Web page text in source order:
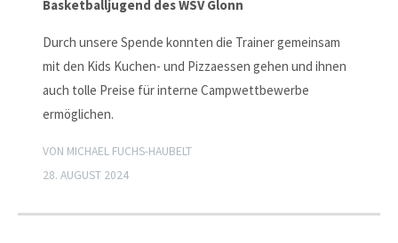
Basketballjugend des WSV Glonn
Durch unsere Spende konnten die Trainer gemeinsam
mit den Kids Kuchen- und Pizzaessen gehen und ihnen
auch tolle Preise für interne Campwettbewerbe
ermöglichen.
VON MICHAEL FUCHS-HAUBELT
28. AUGUST 2024